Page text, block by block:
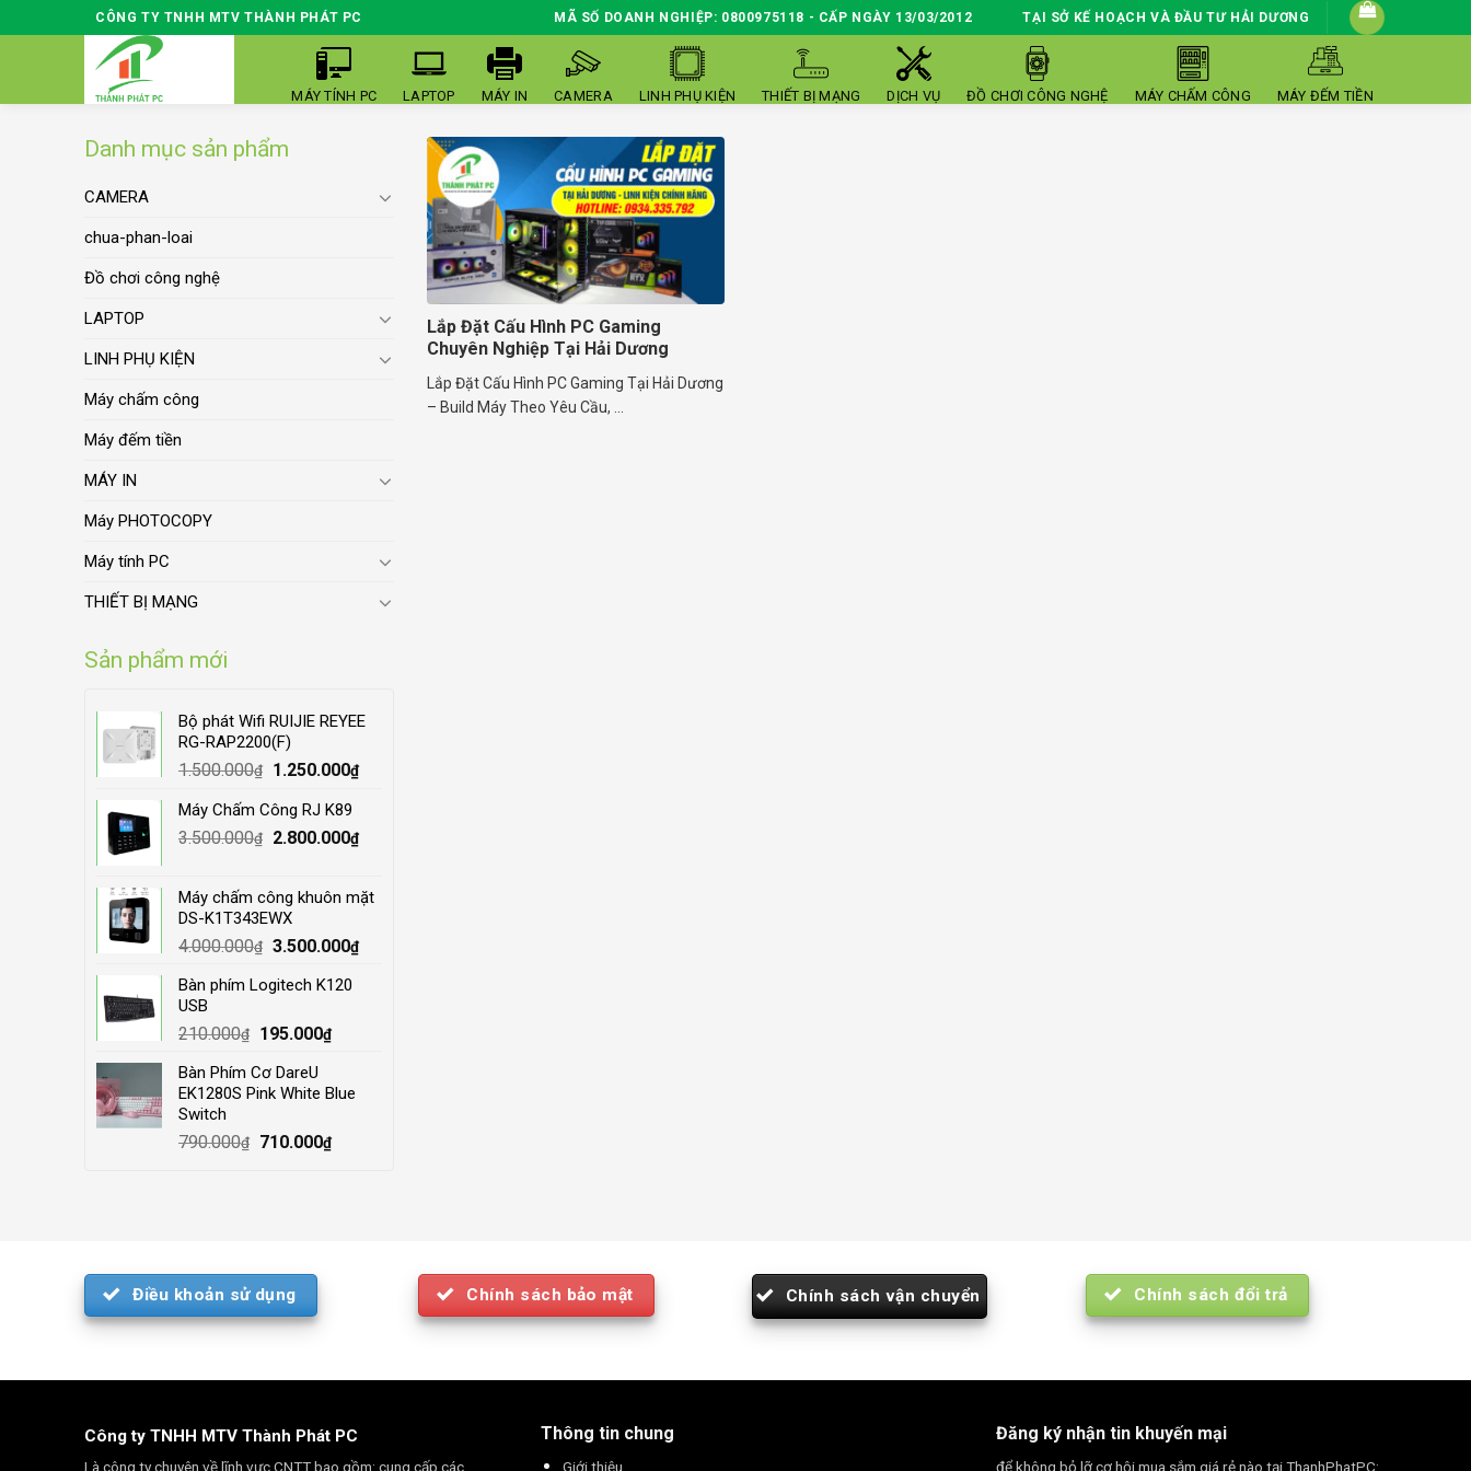
to
CÔNG TY TNHH MTV THÀNH PHÁT PC MÃ SỐ DOANH NGHIỆP: 0800975118 - CẤP NGÀY 13/03/2012 TẠI SỞ KẾ HOẠCH VÀ ĐẦU TƯ HẢI DƯƠNG
MÁY TÍNH PC LAPTOP MÁY IN CAMERA LINH PHỤ KIỆN THIẾT BỊ MẠNG DỊCH VỤ ĐỒ CHƠI CÔNG NGHỆ MÁY CHẤM CÔNG MÁY ĐẾM TIỀN
Danh mục sản phẩm
CAMERA
chua-phan-loai
Đồ chơi công nghệ
LAPTOP
LINH PHỤ KIỆN
Máy chấm công
Máy đếm tiền
MÁY IN
Máy PHOTOCOPY
Máy tính PC
THIẾT BỊ MẠNG
Sản phẩm mới
Bộ phát Wifi RUIJIE REYEE
RG-RAP2200(F)
1.500.000₫
Original
was:
1.500.000₫.
1.250.000₫Current
1.250.000₫.
Máy Chấm Công RJ K89
3.500.000₫
Original
3.500.000₫.
2.800.000₫Current
2.800.000₫.
Máy chấm công khuôn mặt
DS-K1T343EWX
4.000.000₫ Original
was:
3.500.000₫Current
Bàn phím Logitech K120
USB
210.000₫
Original
was:
210.000₫.
195.000₫Current
195.000₫.
Bàn Phím Cơ DareU
EK1280S Pink White Blue
Switch
790.000₫
Original
710.000₫Current
Lắp Đặt Cấu Hình PC Gaming
Chuyên Nghiệp Tại Hải Dương
Lắp Đặt Cấu Hình PC Gaming Tại Hải Dương
– Build Máy Theo Yêu Cầu, ...
Điều khoản sử dụng Chính sách bảo mật Chính sách vận chuyển Chính sách đổi trả
Công ty TNHH MTV Thành Phát PC
Là công ty chuyên về lĩnh vực CNTT bao gồm: cung cấp các
Thông tin chung
Giới thiệu
Đăng ký nhận tin khuyến mại
để không bỏ lỡ cơ hội mua sắm giá rẻ nào tại ThanhPhatPC: